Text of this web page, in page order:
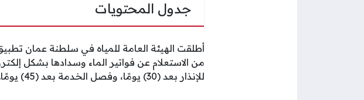
جدول المحتويات
من الاستعلام عن فواتير الماء وسدادها بشكل
للإنذار بعد (30) يومًا، وفصل الخدمة بعد (45) يومًا.